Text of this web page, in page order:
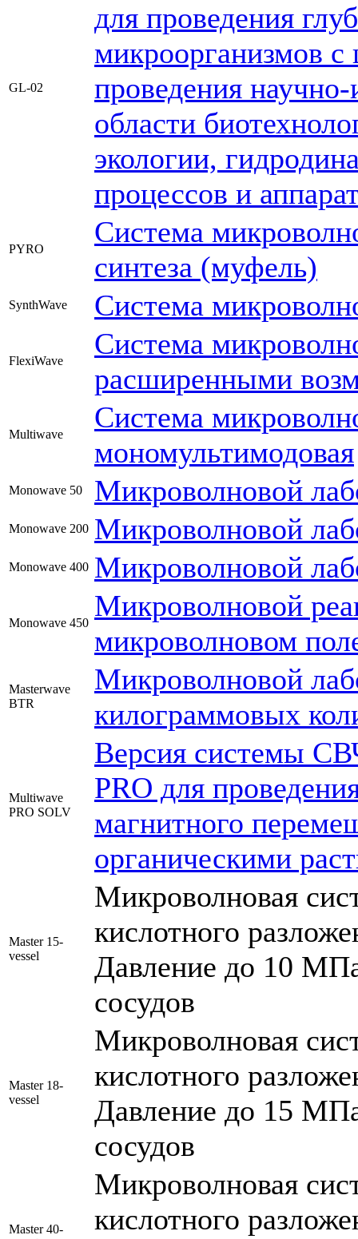
GL-02
для проведения
микроорганизмов с
проведения научно-
области
экологии,
процессов и
PYRO
Система
синтеза (муфель)
SynthWave Система
FlexiWave
Система
расширенными
Multiwave
Система
мономультимодовая
Monowave 50 Микроволновой
Monowave 200 Микроволновой
Monowave 400 Микроволновой
Monowave 450
Микроволновой
микроволновом
Masterwave
BTR
Микроволновой
килограммовых
Multiwave
PRO SOLV
Версия системы
PRO для
магнитного
органическими
Master 15-
vessel
Микроволновая
кислотного
Давление до 10
сосудов
Master 18-
vessel
Микроволновая
кислотного
Давление до 15
сосудов
Master 40-
Микроволновая
кислотного